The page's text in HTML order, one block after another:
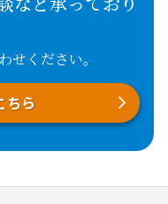
せください。
ちら